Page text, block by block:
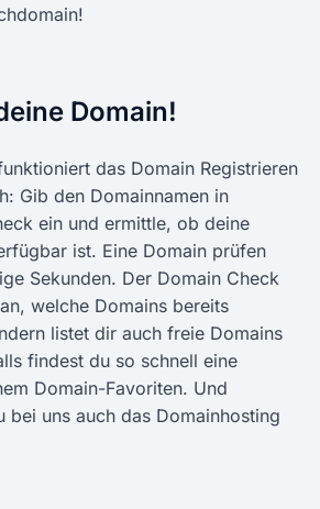
Domain!
das Domain Registrieren
Gib den Domainnamen in
ein und ermittle, ob deine
ist. Eine Domain prüfen
Sekunden. Der Domain Check
welche Domains bereits
listet dir auch freie Domains
findest du so schnell eine
Domain-Favoriten. Und
bei uns auch das Domainhosting